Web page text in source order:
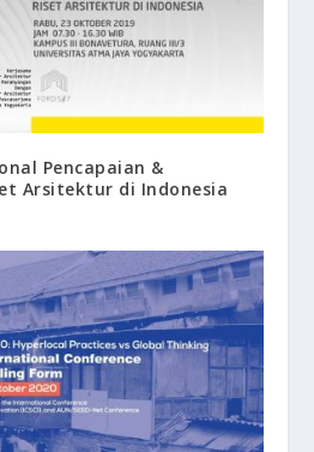
Pencapaian &
Arsitektur di Indonesia